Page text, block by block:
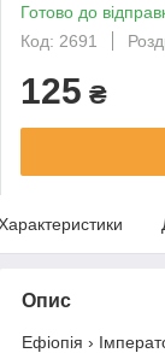
Готово до
Код: 2691
125 ₴
Опис
Ефіопія ›